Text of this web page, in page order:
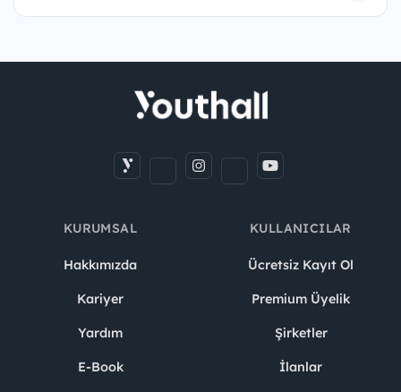
KURUMSAL
Hakkımızda
Kariyer
Yardım
E-Book
KULLANICILAR
Ücretsiz Kayıt Ol
Premium Üyelik
Şirketler
İlanlar